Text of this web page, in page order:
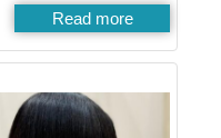
Read more